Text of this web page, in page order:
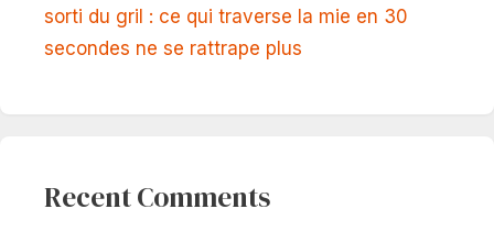
sorti du gril : ce qui traverse la mie en 30
secondes ne se rattrape plus
Recent Comments